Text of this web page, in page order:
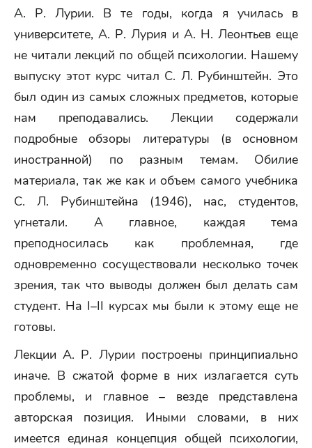
А. Р. Лурии. В те годы, когда я училась в
университете, А. Р. Лурия и А. Н. Леонтьев еще
не читали лекций по общей психологии. Нашему
выпуску этот курс читал С. Л. Рубинштейн. Это
был один из самых сложных предметов, которые
нам преподавались. Лекции содержали
подробные обзоры литературы (в основном
иностранной) по разным темам. Обилие
материала, так же как и объем самого учебника
С. Л. Рубинштейна (1946), нас, студентов,
угнетали. А главное, каждая тема
преподносилась как проблемная, где
одновременно сосуществовали несколько точек
зрения, так что выводы должен был делать сам
студент. На I–II курсах мы были к этому еще не
готовы.
Лекции А. Р. Лурии построены принципиально
иначе. В сжатой форме в них излагается суть
проблемы, и главное – везде представлена
авторская позиция. Иными словами, в них
имеется единая концепция общей психологии,